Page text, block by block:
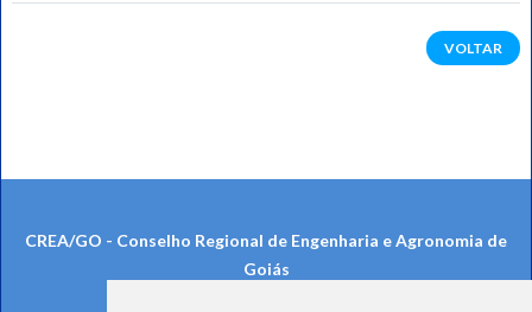
VOLTAR
CREA/GO - Conselho Regional de Engenharia e Agronomia de
Goiás